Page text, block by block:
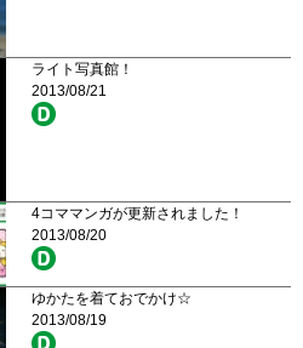
ライト写真館！
2013/08/21
4コママンガが更新されました！
2013/08/20
ゆかたを着ておでかけ☆
2013/08/19